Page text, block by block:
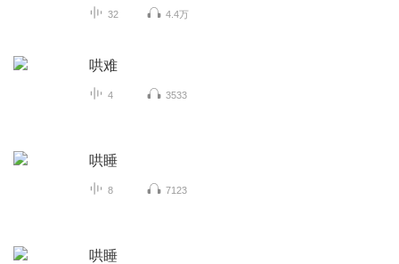
32 4.4万
哄难
4 3533
哄睡
8 7123
哄睡